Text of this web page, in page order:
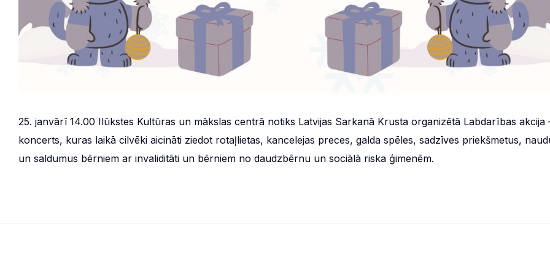
25. janvārī 14.00 Ilūkstes Kultūras un mākslas centrā notiks Latvijas Sarkanā Krusta organizētā Labdarības akcija
koncerts, kuras laikā cilvēki aicināti ziedot rotaļlietas, kancelejas preces, galda spēles, sadzīves priekšmetus,
un saldumus bērniem ar invaliditāti un bērniem no daudzbērnu un sociālā riska ģimenēm.